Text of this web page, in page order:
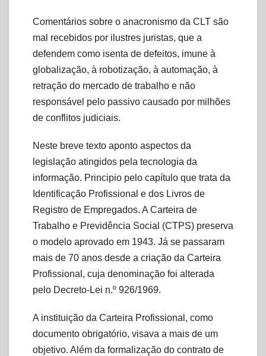
Comentários sobre o anacronismo da CLT são
mal recebidos por ilustres juristas, que a
defendem como isenta de defeitos, imune à
globalização, à robotização, à automação, à
retração do mercado de trabalho e não
responsável pelo passivo causado por milhões
de conflitos judiciais.
Neste breve texto aponto aspectos da
legislação atingidos pela tecnologia da
informação. Principio pelo capítulo que trata da
Identificação Profissional e dos Livros de
Registro de Empregados. A Carteira de
Trabalho e Previdência Social (CTPS) preserva
o modelo aprovado em 1943. Já se passaram
mais de 70 anos desde a criação da Carteira
Profissional, cuja denominação foi alterada
pelo Decreto-Lei n.º 926/1969.
A instituição da Carteira Profissional, como
documento obrigatório, visava a mais de um
objetivo. Além da formalização do contrato de